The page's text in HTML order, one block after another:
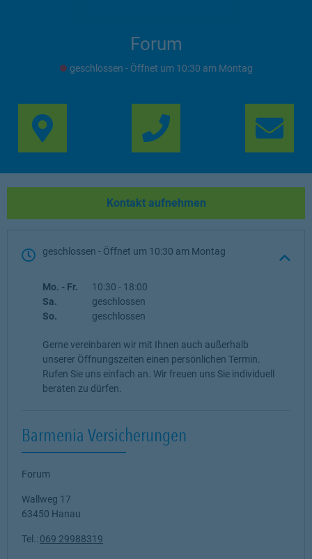
Forum
geschlossen - Öffnet um 10:30 Montag
Link Opens in New
Kontakt aufnehmen
geschlossen - Öffnet um 10:30 Montag
Wochentag Öffnungszeiten
Mo. - Fr. 10:30 - 18:00
Sa.
geschlossen
So.
geschlossen
Gerne vereinbaren wir mit Ihnen auch außerhalb
unserer Öffnungszeiten einen persönlichen Termin.
Rufen Sie uns einfach an. Wir freuen uns Sie individuell
beraten zu dürfen.
Barmenia Versicherungen
Forum
Wallweg 17
63450 Hanau
Tel.: 069 29988319